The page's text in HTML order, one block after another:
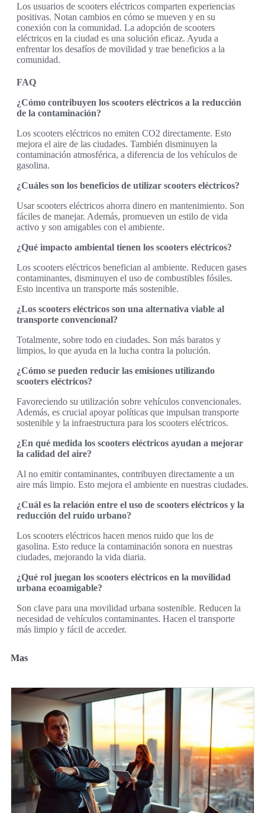
Los usuarios de scooters eléctricos comparten experiencias
positivas. Notan cambios en cómo se mueven y en su
conexión con la comunidad. La adopción de scooters
eléctricos en la ciudad es una solución eficaz. Ayuda a
enfrentar los desafíos de movilidad y trae beneficios a la
comunidad.
FAQ
¿Cómo contribuyen los scooters eléctricos a la reducción
de la contaminación?
Los scooters eléctricos no emiten CO2 directamente. Esto
mejora el aire de las ciudades. También disminuyen la
contaminación atmosférica, a diferencia de los vehículos de
gasolina.
¿Cuáles son los beneficios de utilizar scooters eléctricos?
Usar scooters eléctricos ahorra dinero en mantenimiento. Son
fáciles de manejar. Además, promueven un estilo de vida
activo y son amigables con el ambiente.
¿Qué impacto ambiental tienen los scooters eléctricos?
Los scooters eléctricos benefician al ambiente. Reducen gases
contaminantes, disminuyen el uso de combustibles fósiles.
Esto incentiva un transporte más sostenible.
¿Los scooters eléctricos son una alternativa viable al
transporte convencional?
Totalmente, sobre todo en ciudades. Son más baratos y
limpios, lo que ayuda en la lucha contra la polución.
¿Cómo se pueden reducir las emisiones utilizando
scooters eléctricos?
Favoreciendo su utilización sobre vehículos convencionales.
Además, es crucial apoyar políticas que impulsan transporte
sostenible y la infraestructura para los scooters eléctricos.
¿En qué medida los scooters eléctricos ayudan a mejorar
la calidad del aire?
Al no emitir contaminantes, contribuyen directamente a un
aire más limpio. Esto mejora el ambiente en nuestras ciudades.
¿Cuál es la relación entre el uso de scooters eléctricos y la
reducción del ruido urbano?
Los scooters eléctricos hacen menos ruido que los de
gasolina. Esto reduce la contaminación sonora en nuestras
ciudades, mejorando la vida diaria.
¿Qué rol juegan los scooters eléctricos en la movilidad
urbana ecoamigable?
Son clave para una movilidad urbana sostenible. Reducen la
necesidad de vehículos contaminantes. Hacen el transporte
más limpio y fácil de acceder.
Mas